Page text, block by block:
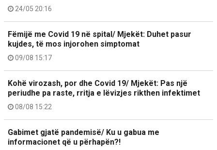
24/05 20:16
Fëmijë me Covid 19 në spital/ Mjekët: Duhet pasur
kujdes, të mos injorohen simptomat
09/08 15:17
Kohë virozash, por dhe Covid 19/ Mjekët: Pas një
periudhe pa raste, rritja e lëvizjes rikthen infektimet
08/08 15:22
Gabimet gjatë pandemisë/ Ku u gabua me
informacionet që u përhapën?!